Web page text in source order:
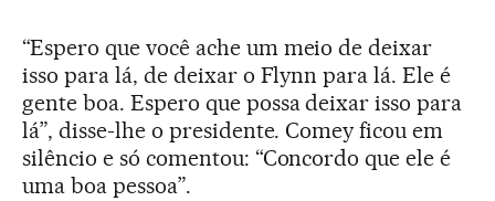
“Espero que você ache um meio de deixar
isso para lá, de deixar o Flynn para lá. Ele é
gente boa. Espero que possa deixar isso para
lá”, disse-lhe o presidente. Comey ficou em
silêncio e só comentou: “Concordo que ele é
uma boa pessoa”.